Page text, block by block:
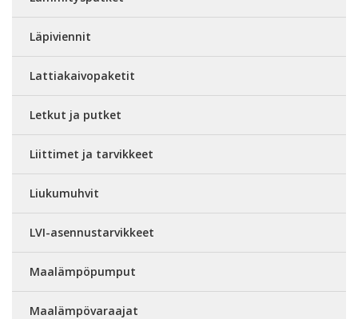
Läpiviennit
Lattiakaivopaketit
Letkut ja putket
Liittimet ja tarvikkeet
Liukumuhvit
LVI-asennustarvikkeet
Maalämpöpumput
Maalämpövaraajat